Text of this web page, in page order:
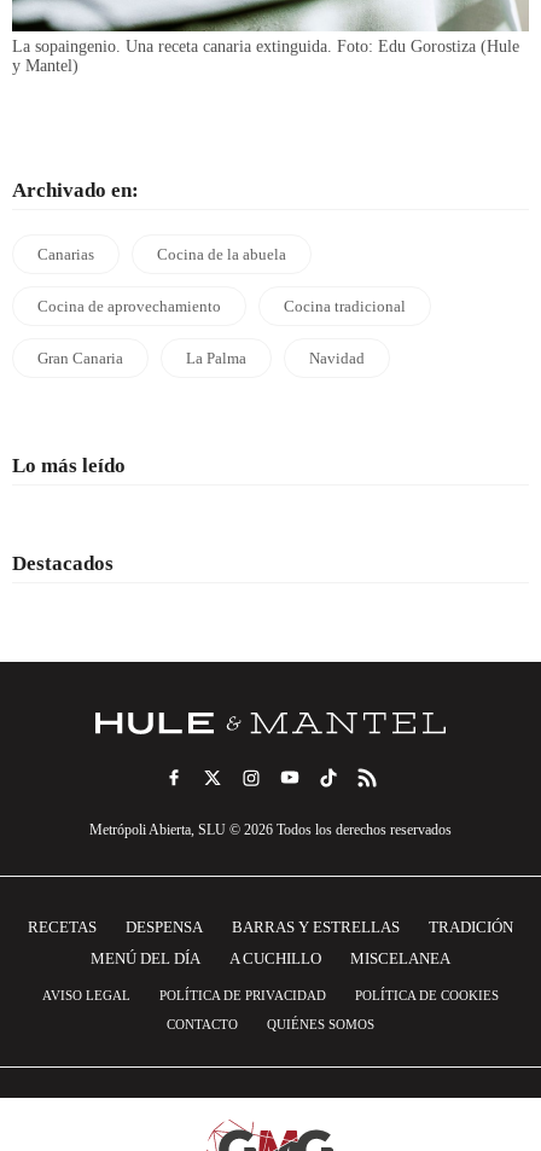
La sopaingenio. Una receta canaria extinguida. Foto: Edu Gorostiza (Hule
y Mantel)
Archivado en:
Canarias Cocina de la abuela
Cocina de aprovechamiento Cocina tradicional
Gran Canaria La Palma Navidad
Lo más leído
Destacados
Metrópoli Abierta, SLU © 2026 Todos los derechos reservados
RECETAS DESPENSA BARRAS Y ESTRELLAS
TRADICIÓN
MENÚ DEL DÍA
A CUCHILLO MISCELANEA
AVISO LEGAL POLÍTICA DE PRIVACIDAD
POLÍTICA DE COOKIES
CONTACTO
QUIÉNES SOMOS